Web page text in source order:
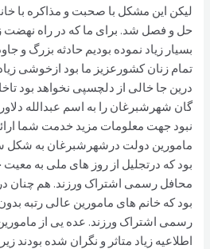
لیکن این مشکل با صحبت و مذاکره با
حل و فصل شد. برای ما که در راه
بسیار زیاد نموده بودیم حادثه بزرگ و
تمام زنان کشورعزیز ما بود ازخوشی
درین جا خالی از دلچسپی نخواهد بود
گان شهرشبرغان را به اسم عبدالله
نبود جهت معلومات مزید خدمت شما
مامورین دولت درشهرشبرغان به شکل
بود که درتجلیل از روز های ملی به معیت
محافل رسمی اشتراک ورزند. هم چنان
بود که خانم های مامورین عالی رتبه
رسمی اشتراک ورزند. عده یی از
اطلاعیه زیاد متاثر و نگران شده بودند